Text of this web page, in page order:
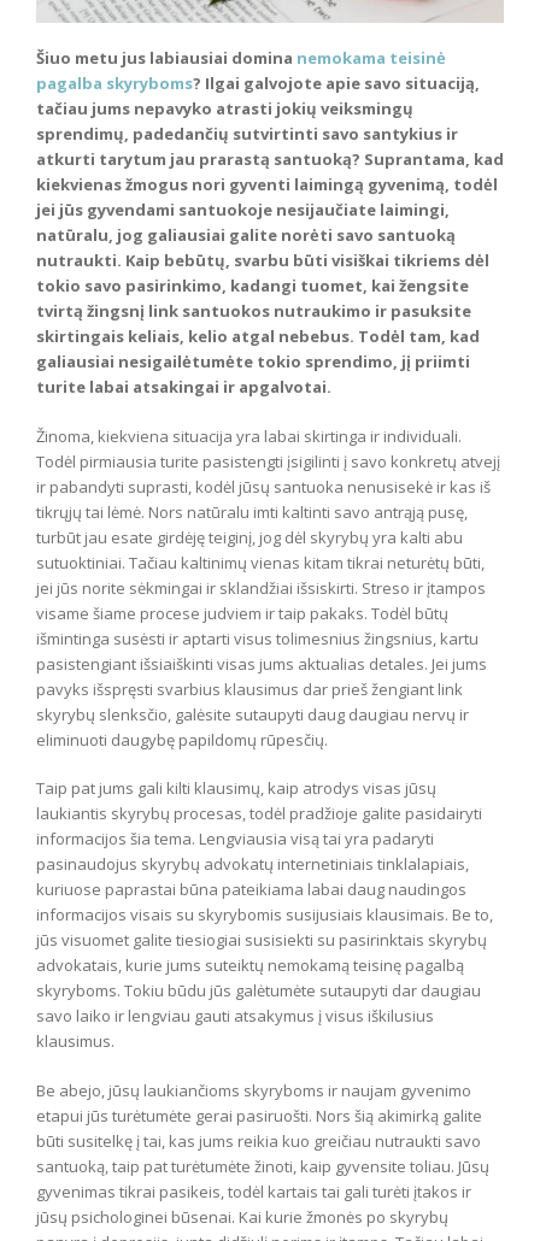
Šiuo metu jus labiausiai domina nemokama teisinė
pagalba skyryboms? Ilgai galvojote apie savo situaciją,
tačiau jums nepavyko atrasti jokių veiksmingų
sprendimų, padedančių sutvirtinti savo santykius ir
atkurti tarytum jau prarastą santuoką? Suprantama, kad
kiekvienas žmogus nori gyventi laimingą gyvenimą, todėl
jei jūs gyvendami santuokoje nesijaučiate laimingi,
natūralu, jog galiausiai galite norėti savo santuoką
nutraukti. Kaip bebūtų, svarbu būti visiškai tikriems dėl
tokio savo pasirinkimo, kadangi tuomet, kai žengsite
tvirtą žingsnį link santuokos nutraukimo ir pasuksite
skirtingais keliais, kelio atgal nebebus. Todėl tam, kad
galiausiai nesigailėtumėte tokio sprendimo, jį priimti
turite labai atsakingai ir apgalvotai.
Žinoma, kiekviena situacija yra labai skirtinga ir individuali.
Todėl pirmiausia turite pasistengti įsigilinti į savo konkretų atvejį
ir pabandyti suprasti, kodėl jūsų santuoka nenusisekė ir kas iš
tikrųjų tai lėmė. Nors natūralu imti kaltinti savo antrąją pusę,
turbūt jau esate girdėję teiginį, jog dėl skyrybų yra kalti abu
sutuoktiniai. Tačiau kaltinimų vienas kitam tikrai neturėtų būti,
jei jūs norite sėkmingai ir sklandžiai išsiskirti. Streso ir įtampos
visame šiame procese judviem ir taip pakaks. Todėl būtų
išmintinga susėsti ir aptarti visus tolimesnius žingsnius, kartu
pasistengiant išsiaiškinti visas jums aktualias detales. Jei jums
pavyks išspręsti svarbius klausimus dar prieš žengiant link
skyrybų slenksčio, galėsite sutaupyti daug daugiau nervų ir
eliminuoti daugybę papildomų rūpesčių.
Taip pat jums gali kilti klausimų, kaip atrodys visas jūsų
laukiantis skyrybų procesas, todėl pradžioje galite pasidairyti
informacijos šia tema. Lengviausia visą tai yra padaryti
pasinaudojus skyrybų advokatų internetiniais tinklalapiais,
kuriuose paprastai būna pateikiama labai daug naudingos
informacijos visais su skyrybomis susijusiais klausimais. Be to,
jūs visuomet galite tiesiogiai susisiekti su pasirinktais skyrybų
advokatais, kurie jums suteiktų nemokamą teisinę pagalbą
skyryboms. Tokiu būdu jūs galėtumėte sutaupyti dar daugiau
savo laiko ir lengviau gauti atsakymus į visus iškilusius
klausimus.
Be abejo, jūsų laukiančioms skyryboms ir naujam gyvenimo
etapui jūs turėtumėte gerai pasiruošti. Nors šią akimirką galite
būti susitelkę į tai, kas jums reikia kuo greičiau nutraukti savo
santuoką, taip pat turėtumėte žinoti, kaip gyvensite toliau. Jūsų
gyvenimas tikrai pasikeis, todėl kartais tai gali turėti įtakos ir
jūsų psichologinei būsenai. Kai kurie žmonės po skyrybų